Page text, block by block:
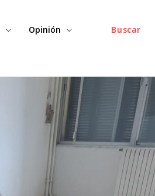
Buscar
Opinión